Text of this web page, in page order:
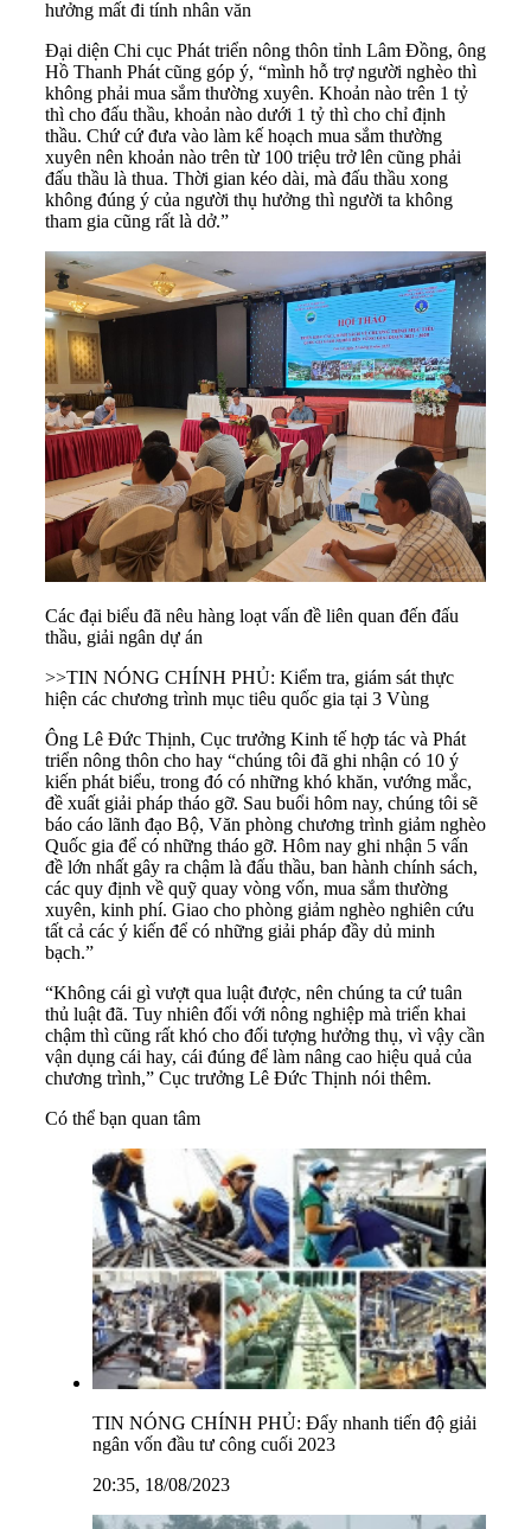
hưởng mất đi tính nhân văn
Đại diện Chi cục Phát triển nông thôn tỉnh Lâm Đồng, ông
Hồ Thanh Phát cũng góp ý, “mình hỗ trợ người nghèo thì
không phải mua sắm thường xuyên. Khoản nào trên 1 tỷ
thì cho đấu thầu, khoản nào dưới 1 tỷ thì cho chỉ định
thầu. Chứ cứ đưa vào làm kế hoạch mua sắm thường
xuyên nên khoản nào trên từ 100 triệu trở lên cũng phải
đấu thầu là thua. Thời gian kéo dài, mà đấu thầu xong
không đúng ý của người thụ hưởng thì người ta không
tham gia cũng rất là dở.”
Các đại biểu đã nêu hàng loạt vấn đề liên quan đến đấu
thầu, giải ngân dự án
>>TIN NÓNG CHÍNH PHỦ: Kiểm tra, giám sát thực
hiện các chương trình mục tiêu quốc gia tại 3 Vùng
Ông Lê Đức Thịnh, Cục trưởng Kinh tế hợp tác và Phát
triển nông thôn cho hay “chúng tôi đã ghi nhận có 10 ý
kiến phát biểu, trong đó có những khó khăn, vướng mắc,
đề xuất giải pháp tháo gỡ. Sau buổi hôm nay, chúng tôi sẽ
báo cáo lãnh đạo Bộ, Văn phòng chương trình giảm nghèo
Quốc gia để có những tháo gỡ. Hôm nay ghi nhận 5 vấn
đề lớn nhất gây ra chậm là đấu thầu, ban hành chính sách,
các quy định về quỹ quay vòng vốn, mua sắm thường
xuyên, kinh phí. Giao cho phòng giảm nghèo nghiên cứu
tất cả các ý kiến để có những giải pháp đầy dủ minh
bạch.”
“Không cái gì vượt qua luật được, nên chúng ta cứ tuân
thủ luật đã. Tuy nhiên đối với nông nghiệp mà triển khai
chậm thì cũng rất khó cho đối tượng hưởng thụ, vì vậy cần
vận dụng cái hay, cái đúng để làm nâng cao hiệu quả của
chương trình,” Cục trưởng Lê Đức Thịnh nói thêm.
Có thể bạn quan tâm
TIN NÓNG CHÍNH PHỦ: Đẩy nhanh tiến độ giải
ngân vốn đầu tư công cuối 2023
20:35, 18/08/2023